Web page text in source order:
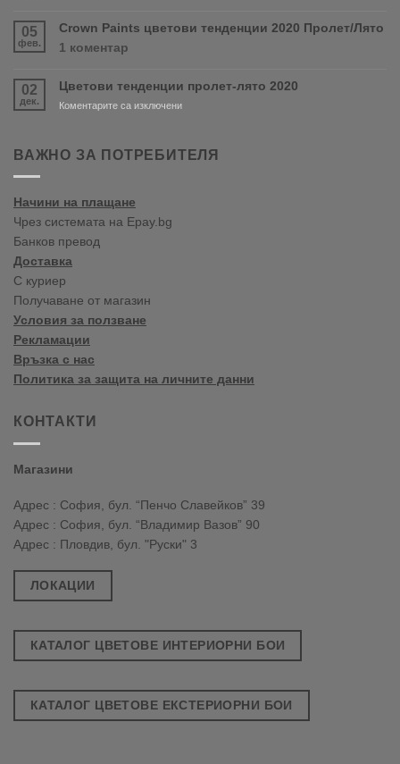
PURDY!
05
фев.
Crown Paints цветови тенденции 2020 Пролет/Лято
1 коментар
цветови
тенденции
Лято
02
дек.
Цветови тенденции пролет-лято 2020
Коментарите са изключениза
пролет-
ВАЖНО ЗА ПОТРЕБИТЕЛЯ
Начини на плащане
Чрез системата на Epay.bg
Банков превод
Доставка
С куриер
Получаване от магазин
Условия за ползване
Рекламации
Връзка с нас
Политика за защита на личните данни
КОНТАКТИ
Магазини
Адрес : София, бул. “Пенчо Славейков” 39
Адрес : София, бул. “Владимир Вазов” 90
Адрес : Пловдив, бул. "Руски" 3
ЛОКАЦИИ
КАТАЛОГ ЦВЕТОВЕ ИНТЕРИОРНИ БОИ
КАТАЛОГ ЦВЕТОВЕ ЕКСТЕРИОРНИ БОИ